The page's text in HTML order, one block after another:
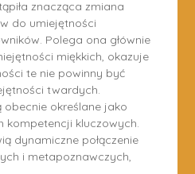
znacząca zmiana
do umiejętności
Polega ona głównie
miękkich, okazuje
te nie powinny być
twardych.
obecnie określane jako
kompetencji kluczowych.
dynamiczne połączenie
i metapoznawczych,